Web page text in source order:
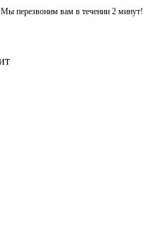
Мы перезвоним вам в течении 2 минут!